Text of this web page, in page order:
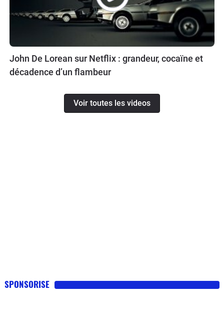
John De Lorean sur Netflix : grandeur, cocaïne et
décadence d’un flambeur
Voir toutes les videos
SPONSORISE